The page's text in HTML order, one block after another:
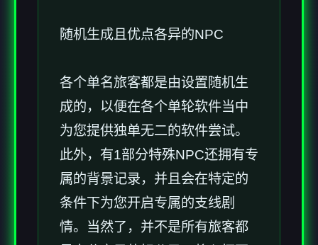
随机生成且优点各异的NPC
各个单名旅客都是由设置随机生
成的，以便在各个单轮软件当中
为您提供独单无二的软件尝试。
此外，有1部分特殊NPC还拥有专
属的背景记录，并且会在特定的
条件下为您开启专属的支线剧
情。当然了，并不是所有旅客都